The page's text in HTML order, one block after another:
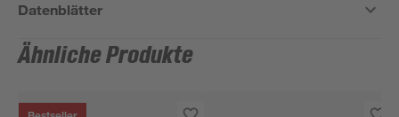
Datenblätter
Ähnliche Produkte